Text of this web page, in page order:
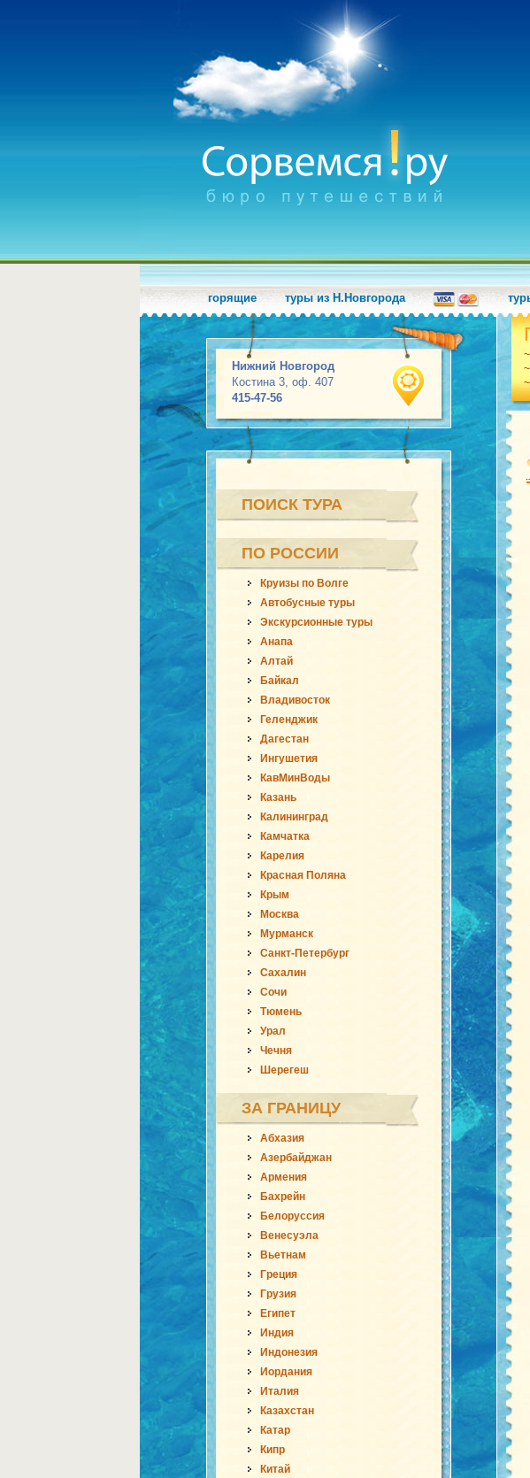
горящие туры из Н.Новгорода
Нижний Новгород
Костина 3, оф. 407
415-47-56
ПОИСК ТУРА
ПО РОССИИ
Круизы по Волге
Автобусные туры
Экскурсионные туры
Анапа
Алтай
Байкал
Владивосток
Геленджик
Дагестан
Ингушетия
КавМинВоды
Казань
Калининград
Камчатка
Карелия
Красная Поляна
Крым
Москва
Мурманск
Санкт-Петербург
Сахалин
Сочи
Тюмень
Урал
Чечня
Шерегеш
ЗА ГРАНИЦУ
Абхазия
Азербайджан
Армения
Бахрейн
Белоруссия
Венесуэла
Вьетнам
Греция
Грузия
Египет
Индия
Индонезия
Иордания
Италия
Казахстан
Катар
Кипр
Китай